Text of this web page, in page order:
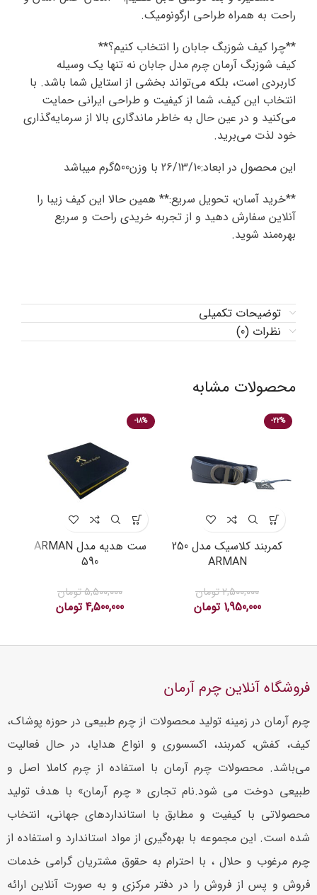
راحت به همراه طراحی ارگونومیک.
**چرا کیف شوزبگ جابان را انتخاب کنیم؟**
کیف شوزبگ آرمان چرم مدل جابان نه تنها یک وسیله
کاربردی است، بلکه می‌تواند بخشی از استایل شما باشد. با
انتخاب این کیف، شما از کیفیت و طراحی ایرانی حمایت
می‌کنید و در عین حال به خاطر ماندگاری بالا از سرمایه‌گذاری
خود لذت می‌برید.
این محصول در ابعاد:26/13/10 با وزن500گرم میباشد
**خرید آسان، تحویل سریع:** همین حالا این کیف زیبا را
آنلاین سفارش دهید و از تجربه خریدی راحت و سریع
بهره‌مند شوید.
توضیحات تکمیلی
نظرات (0)
محصولات مشابه
-22%
کمربند کلاسیک مدل 250
ARMAN
2,500,000تومان
1,950,000 تومان
-18%
ست هدیه مدل ARMAN
590
5,500,000تومان
4,500,000 تومان
فروشگاه آنلاین چرم آرمان
چرم آرمان در زمینه تولید محصولات از چرم طبیعی در حوزه پوشاک،
کیف، کفش، کمربند، اکسسوری و انواع هدایا، در حال فعالیت
می‌باشد. محصولات چرم آرمان با استفاده از چرم کاملا اصل و
طبیعی دوخت می شود.نام تجاری « چرم آرمان» با هدف تولید
محصولاتی با کیفیت و مطابق با استانداردهای جهانی، انتخاب
شده است. این مجموعه با بهره‌گیری از مواد استاندارد و استفاده از
چرم مرغوب و حلال ، با احترام به حقوق مشتریان گرامی خدمات
فروش و پس از فروش را در دفتر مرکزی و به صورت آنلاین ارائه